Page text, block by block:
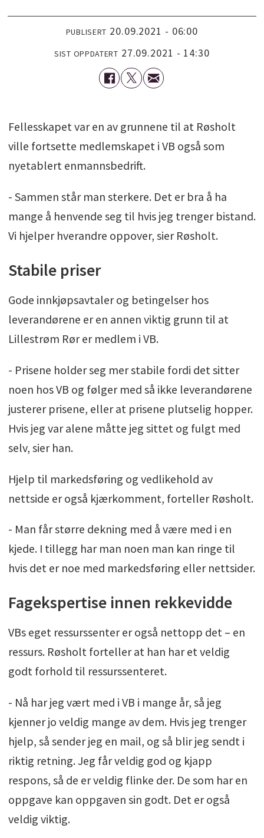
PUBLISERT 20.09.2021 - 06:00
SIST OPPDATERT 27.09.2021 - 14:30
Fellesskapet var en av grunnene til at Røsholt
ville fortsette medlemskapet i VB også som
nyetablert enmannsbedrift.
- Sammen står man sterkere. Det er bra å ha
mange å henvende seg til hvis jeg trenger bistand.
Vi hjelper hverandre oppover, sier Røsholt.
Stabile priser
Gode innkjøpsavtaler og betingelser hos
leverandørene er en annen viktig grunn til at
Lillestrøm Rør er medlem i VB.
- Prisene holder seg mer stabile fordi det sitter
noen hos VB og følger med så ikke leverandørene
justerer prisene, eller at prisene plutselig hopper.
Hvis jeg var alene måtte jeg sittet og fulgt med
selv, sier han.
Hjelp til markedsføring og vedlikehold av
nettside er også kjærkomment, forteller Røsholt.
- Man får større dekning med å være med i en
kjede. I tillegg har man noen man kan ringe til
hvis det er noe med markedsføring eller nettsider.
Fagekspertise innen rekkevidde
VBs eget ressurssenter er også nettopp det – en
ressurs. Røsholt forteller at han har et veldig
godt forhold til ressurssenteret.
- Nå har jeg vært med i VB i mange år, så jeg
kjenner jo veldig mange av dem. Hvis jeg trenger
hjelp, så sender jeg en mail, og så blir jeg sendt i
riktig retning. Jeg får veldig god og kjapp
respons, så de er veldig flinke der. De som har en
oppgave kan oppgaven sin godt. Det er også
veldig viktig.